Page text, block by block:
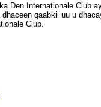
Den Internationale Club
qaabkii uu u
Club.